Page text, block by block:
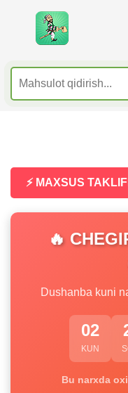
⚡ MAXSUS
🔥
Dushanba kuni
02
KUN
Bu narxda